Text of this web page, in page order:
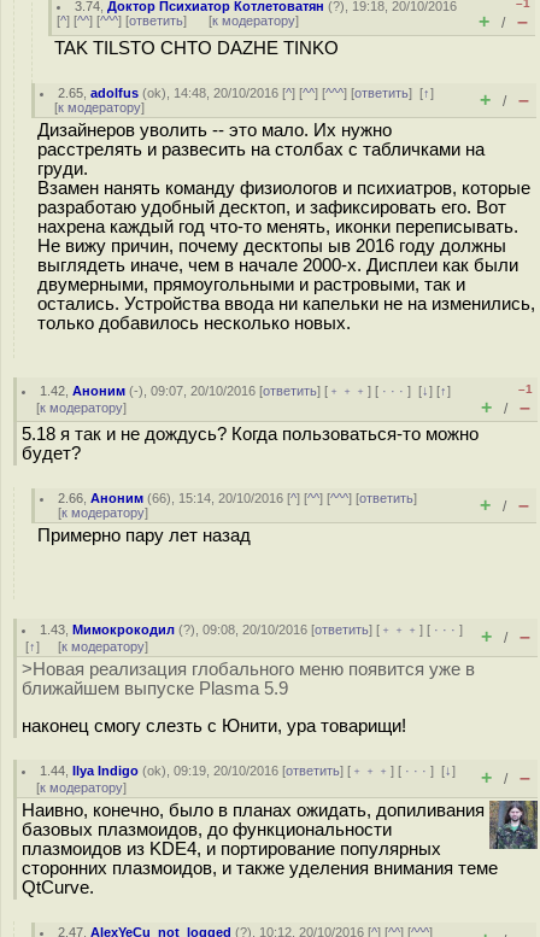
3.74 ,Доктор Психиатор Котлетоватян (?), 19:18, 20/10/2016
[^] [^^] [^^^] [ответить] [к модератору]
–1
+ / –
TAK TILSTO CHTO DAZHE TINKO
2.65 ,adolfus (ok), 14:48, 20/10/2016 [^] [^^] [^^^] [ответить][↑]
[к модератору] + / –
Дизайнеров уволить -- это мало. Их нужно
расстрелять и развесить на столбах с табличками на
груди.
Взамен нанять команду физиологов и психиатров, которые
разработаю удобный десктоп, и зафиксировать его. Вот
нахрена каждый год что-то менять, иконки переписывать.
Не вижу причин, почему десктопы ыв 2016 году должны
выглядеть иначе, чем в начале 2000-х. Дисплеи как были
двумерными, прямоугольными и растровыми, так и
остались. Устройства ввода ни капельки не на изменились,
только добавилось несколько новых.
1.42 ,Аноним (-), 09:07, 20/10/2016 [ответить] [ ﹢﹢﹢] [ · · ·][↓] [↑]
[к модератору]
–1
+ / –
5.18 я так и не дождусь? Когда пользоваться-то можно
будет?
2.66 ,Аноним (66), 15:14, 20/10/2016 [^] [^^] [^^^] [ответить]
[к модератору] + / –
Примерно пару лет назад
1.43 ,Мимокрокодил (?), 09:08, 20/10/2016 [ответить] [ ﹢﹢﹢] [ · · ·]
[↑] [к модератору] + / –
>Новая реализация глобального меню появится уже в
ближайшем выпуске Plasma 5.9
наконец смогу слезть с Юнити, ура товарищи!
1.44 ,Ilya Indigo (ok), 09:19, 20/10/2016 [ответить] [ ﹢﹢﹢] [ · · ·][↓]
[к модератору] + / –
Наивно, конечно, было в планах ожидать, допиливания
базовых плазмоидов, до функциональности
плазмоидов из KDE4, и портирование популярных
сторонних плазмоидов, и также уделения внимания теме
QtCurve.
2.47 ,AlexYeCu_not_logged (?), 10:12, 20/10/2016 [^] [^^] [^^^]